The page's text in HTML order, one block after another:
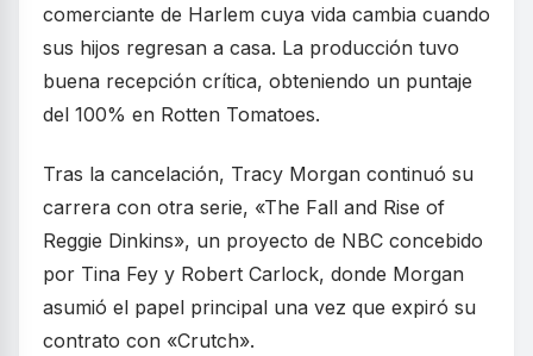
comerciante de Harlem cuya vida cambia cuando
sus hijos regresan a casa. La producción tuvo
buena recepción crítica, obteniendo un puntaje
del 100% en Rotten Tomatoes.
Tras la cancelación, Tracy Morgan continuó su
carrera con otra serie, «The Fall and Rise of
Reggie Dinkins», un proyecto de NBC concebido
por Tina Fey y Robert Carlock, donde Morgan
asumió el papel principal una vez que expiró su
contrato con «Crutch».